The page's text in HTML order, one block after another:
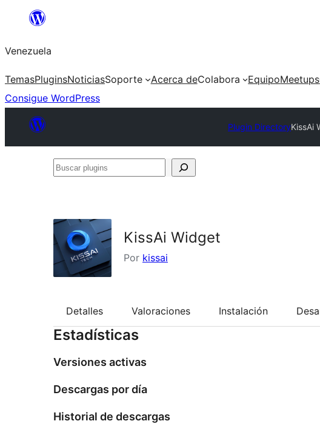
Saltar
contenido
Venezuela
TemasPluginsNoticiasSoporte Acerca deColabora EquipoMeetups
Consigue WordPress
Plugin DirectoryKissAi
Buscar
KissAi Widget
Por kissai
Detalles Valoraciones Instalación
Estadísticas
Versiones activas
Descargas por día
Historial de descargas